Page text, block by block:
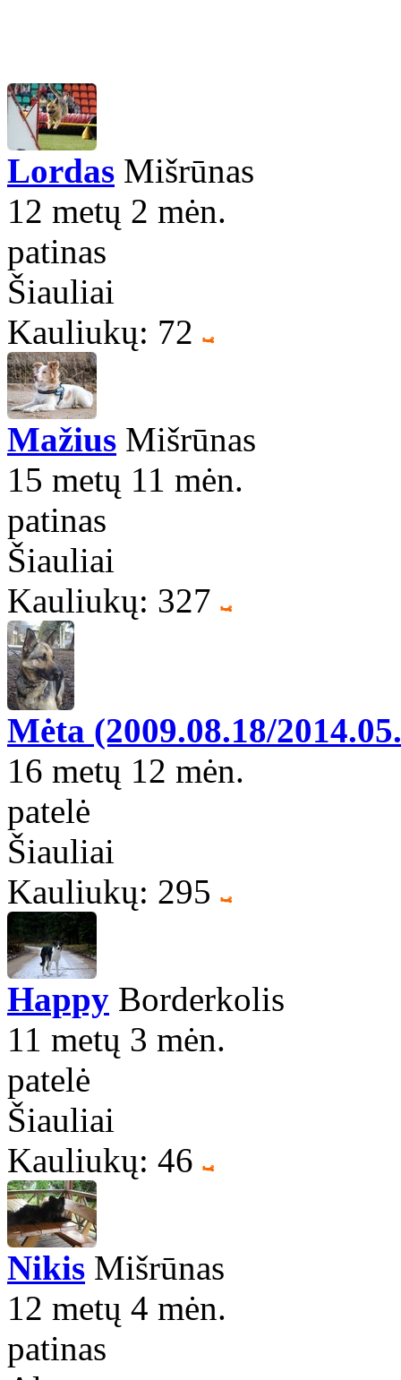
Lordas Mišrūnas
12 metų 2 mėn.
patinas
Šiauliai
Kauliukų: 72
Mažius Mišrūnas
15 metų 11 mėn.
patinas
Šiauliai
Kauliukų: 327
Mėta (2009.08.18/
16 metų 12 mėn.
patelė
Šiauliai
Kauliukų: 295
Happy Borderkolis
11 metų 3 mėn.
patelė
Šiauliai
Kauliukų: 46
Nikis Mišrūnas
12 metų 4 mėn.
patinas